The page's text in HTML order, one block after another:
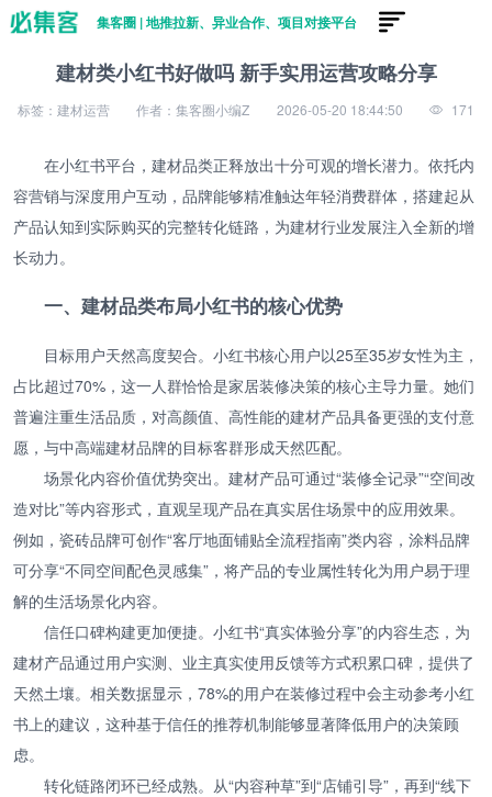
集客圈 | 地推拉新、异业合作、项目对接平台
建材类小红书好做吗 新手实用运营攻略分享
标签：建材运营 作者：集客圈小编Z 2026-05-20 18:44:50 171
在小红书平台，建材品类正释放出十分可观的增长潜力。依托内
容营销与深度用户互动，品牌能够精准触达年轻消费群体，搭建起从
产品认知到实际购买的完整转化链路，为建材行业发展注入全新的增
长动力。
一、建材品类布局小红书的核心优势
目标用户天然高度契合。小红书核心用户以25至35岁女性为主，
占比超过70%，这一人群恰恰是家居装修决策的核心主导力量。她们
普遍注重生活品质，对高颜值、高性能的建材产品具备更强的支付意
愿，与中高端建材品牌的目标客群形成天然匹配。
场景化内容价值优势突出。建材产品可通过“装修全记录”“空间改
造对比”等内容形式，直观呈现产品在真实居住场景中的应用效果。
例如，瓷砖品牌可创作“客厅地面铺贴全流程指南”类内容，涂料品牌
可分享“不同空间配色灵感集”，将产品的专业属性转化为用户易于理
解的生活场景化内容。
信任口碑构建更加便捷。小红书“真实体验分享”的内容生态，为
建材产品通过用户实测、业主真实使用反馈等方式积累口碑，提供了
天然土壤。相关数据显示，78%的用户在装修过程中会主动参考小红
书上的建议，这种基于信任的推荐机制能够显著降低用户的决策顾
虑。
转化链路闭环已经成熟。从“内容种草”到“店铺引导”，再到“线下